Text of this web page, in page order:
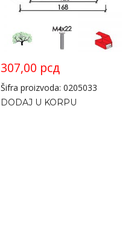
307,00 рсд
Šifra proizvoda: 0205033
DODAJ U KORPU